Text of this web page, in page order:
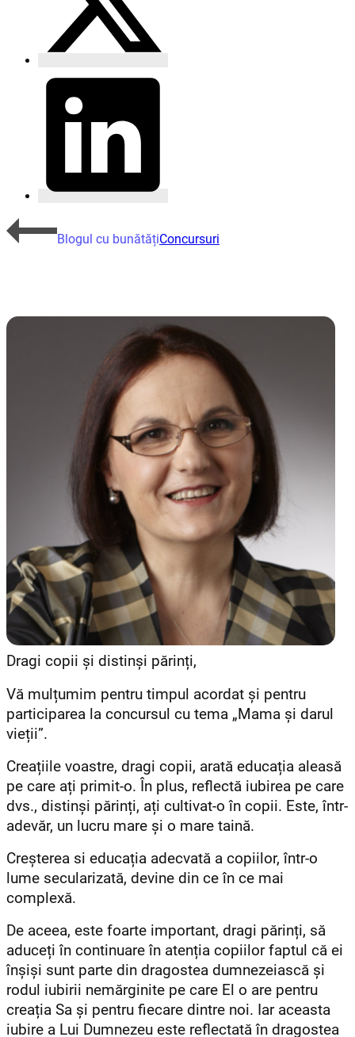
Blogul cu bunătățiConcursuri
Dragi copii și distinși părinți,
Vă mulțumim pentru timpul acordat și pentru
participarea la concursul cu tema „Mama și darul
vieții”.
Creațiile voastre, dragi copii, arată educația aleasă
pe care ați primit-o. În plus, reflectă iubirea pe care
dvs., distinși părinți, ați cultivat-o în copii. Este, într-
adevăr, un lucru mare și o mare taină.
Creșterea si educația adecvată a copiilor, într-o
lume secularizată, devine din ce în ce mai
complexă.
De aceea, este foarte important, dragi părinți, să
aduceți în continuare în atenția copiilor faptul că ei
înșiși sunt parte din dragostea dumnezeiască și
rodul iubirii nemărginite pe care El o are pentru
creația Sa și pentru fiecare dintre noi. Iar aceasta
iubire a Lui Dumnezeu este reflectată în dragostea